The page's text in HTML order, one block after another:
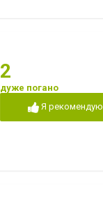
2
дуже погано
Я рекомендую